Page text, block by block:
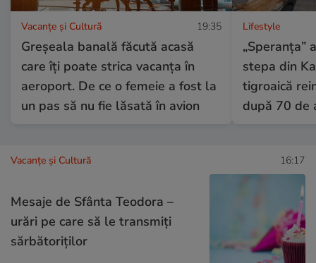
Vacanțe și Cultură 19:35
Greșeala banală făcută acasă
care îți poate strica vacanța în
aeroport. De ce o femeie a fost la
un pas să nu fie lăsată în avion
Lifestyle
„Speranța”
stepa din
tigroaică
după 70 de
Vacanțe și Cultură 16:17
Mesaje de Sfânta Teodora –
urări pe care să le transmiți
sărbătoriților